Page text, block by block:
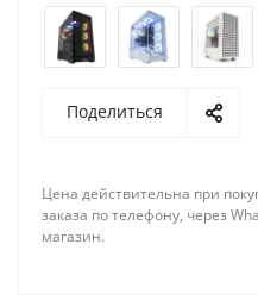
Поделиться
Цена действительна при
заказа по телефону, через
магазин.